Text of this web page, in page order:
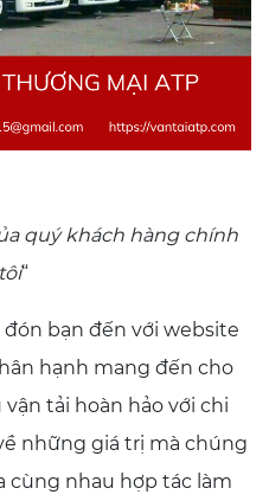
quý khách hàng chính
“
bạn đến với website
hạnh mang đến cho
tải hoàn hảo với chi
những giá trị mà chúng
cùng nhau hợp tác làm